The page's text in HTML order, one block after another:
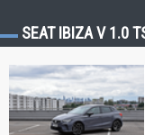
SEAT IBIZA V 1.0